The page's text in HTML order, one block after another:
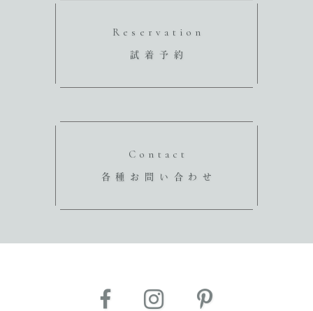
Reservation
試着予約
Contact
各種お問い合わせ